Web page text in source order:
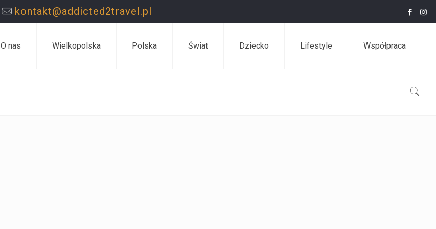
kontakt@addicted2travel.pl
O nas Wielkopolska Polska Świat Dziecko Lifestyle Współpraca